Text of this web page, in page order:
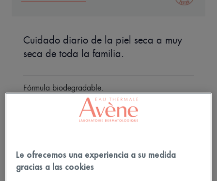
Cuidado diario de la piel seca a muy
seca de toda la familia.
Fórmula biodegradable.
Limpiador, nutritivo, purificante.
Le ofrecemos una experiencia a su medida
gracias a las cookies